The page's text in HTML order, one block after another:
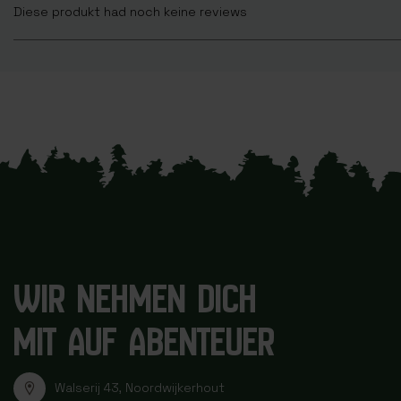
Diese produkt had noch keine reviews
WIR NEHMEN DICH
MIT AUF ABENTEUER
Walserij 43, Noordwijkerhout